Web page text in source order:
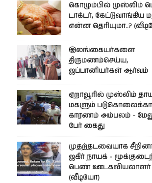
கொழும்பில் முஸ்லிம்
டாக்டர், கேட்டுவாங்கிய
என்ன தெரியுமா..?
இலங்கையர்களை
திருமணம்செய்ய,
ஜப்பானியர்கள் ஆர்வம்
ஏறாவூரில் முஸ்லிம்
மகளும்
காரணம் அம்பலம் -
பேர் கைது
முதற்தடவையாக
ஜகிர் நாயக் -
பெண் ஊடகவியலாளர்
(வீடியோ)